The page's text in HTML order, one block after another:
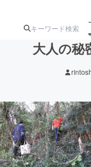
アート・写真
テクノロジー
大人の秘